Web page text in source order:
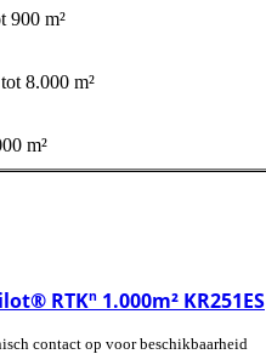
900 m²
8.000 m²
m²
RTKⁿ 1.000m² KR251ES
contact op voor beschikbaarheid